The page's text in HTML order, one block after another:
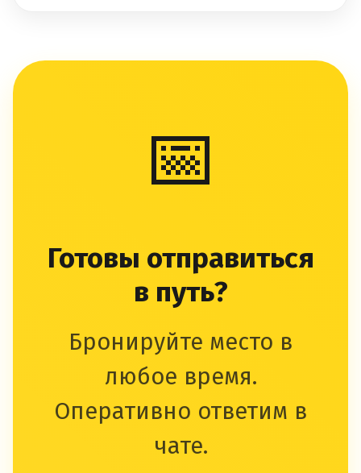
📅
Готовы отправиться
в путь?
Бронируйте место в
любое время.
Оперативно ответим в
чате.